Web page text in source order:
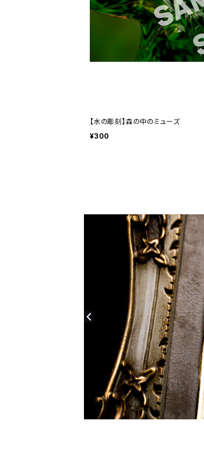
【水の彫刻】森の中のミューズ
¥300